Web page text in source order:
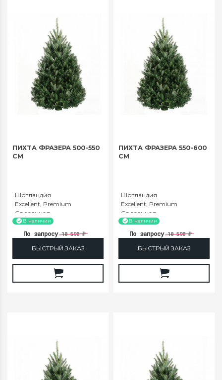
ПИХТА ФРАЗЕРА 500-550
СМ
Шотландия
Excellent, Premium
Срезанная
500-550
В наличии
По запросу10 590₽
БЫСТРЫЙ ЗАКАЗ
ПИХТА ФРАЗЕРА 550-600
СМ
Шотландия
Excellent, Premium
Срезанная
550-600
В наличии
По запросу10 590₽
БЫСТРЫЙ ЗАКАЗ